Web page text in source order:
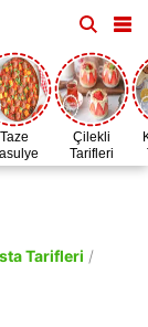
Taze
Çilekli
Tarifleri
Tarifleri /